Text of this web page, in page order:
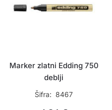
Marker zlatni Edding 750
deblji
Šifra: 8467